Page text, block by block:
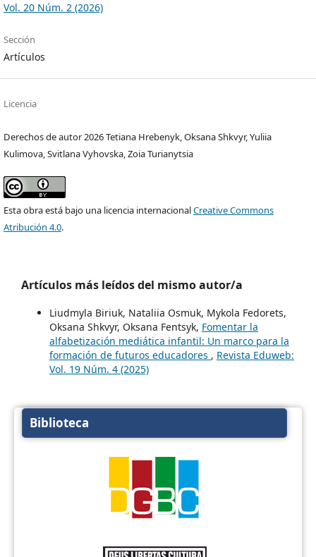
Vol. 20 Núm. 2 (2026)
Sección
Artículos
Licencia
Derechos de autor 2026 Tetiana Hrebenyk, Oksana Shkvyr, Yuliia
Kulimova, Svitlana Vyhovska, Zoia Turianytsia
Esta obra está bajo una licencia internacionalCreative Commons
Atribución 4.0.
Artículos más leídos del mismo autor/a
Liudmyla Biriuk, Nataliia Osmuk, Mykola Fedorets,
Oksana Shkvyr, Oksana Fentsyk, Fomentar la
alfabetización mediática infantil: Un marco para la
formación de futuros educadores , Revista Eduweb:
Vol. 19 Núm. 4 (2025)
Biblioteca